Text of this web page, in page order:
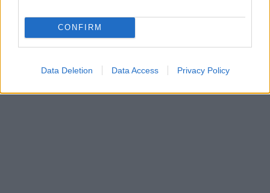
CONFIRM
Data Deletion Data Access Privacy Policy